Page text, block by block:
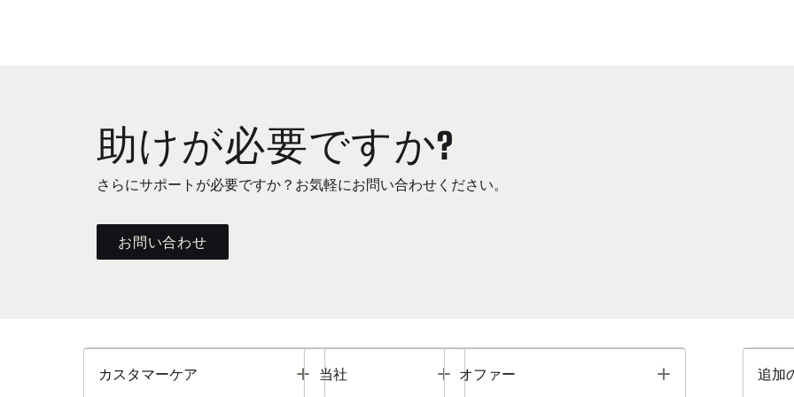
助けが必要ですか?
さらにサポートが必要ですか？お気軽にお問い合わせください。
お問い合わせ
カスタマーケア Toggle
当社 Toggle
オファー Toggle 追加